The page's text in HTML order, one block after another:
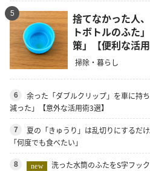
5
捨てなかった人
トボトルのふた
策」【便利な活用
掃除・暮らし
6
余った「ダブルクリップ」を車に持
減った」【意外な活用術3選】
7
夏の「きゅうり」は乱切りにするだ
「何度でも食べたい」
8 new
洗った水筒のふたをS字フッ